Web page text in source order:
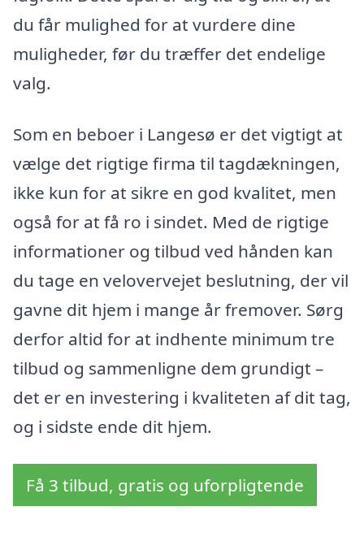
du får mulighed for at vurdere dine
muligheder, før du træffer det endelige
valg.
Som en beboer i Langesø er det vigtigt at
vælge det rigtige firma til tagdækningen,
ikke kun for at sikre en god kvalitet, men
også for at få ro i sindet. Med de rigtige
informationer og tilbud ved hånden kan
du tage en velovervejet beslutning, der vil
gavne dit hjem i mange år fremover. Sørg
derfor altid for at indhente minimum tre
tilbud og sammenligne dem grundigt –
det er en investering i kvaliteten af dit tag,
og i sidste ende dit hjem.
Få 3 tilbud, gratis og uforpligtende